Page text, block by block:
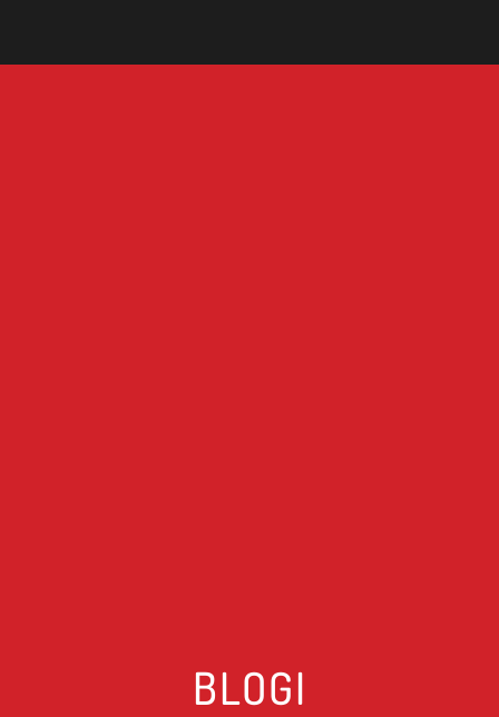
BLOGI